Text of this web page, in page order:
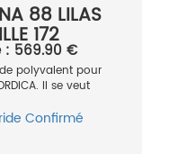
88 LILAS
172
: 569.90 €
polyvalent pour
Il se veut
Confirmé